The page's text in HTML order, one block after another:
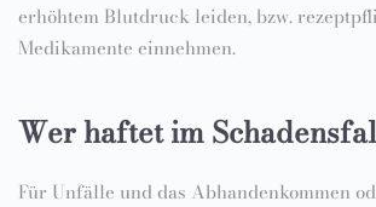
erhöhtem Blutdruck leiden, bzw.
Medikamente einnehmen.
Wer haftet im
Für Unfälle und das Abhandenkommen